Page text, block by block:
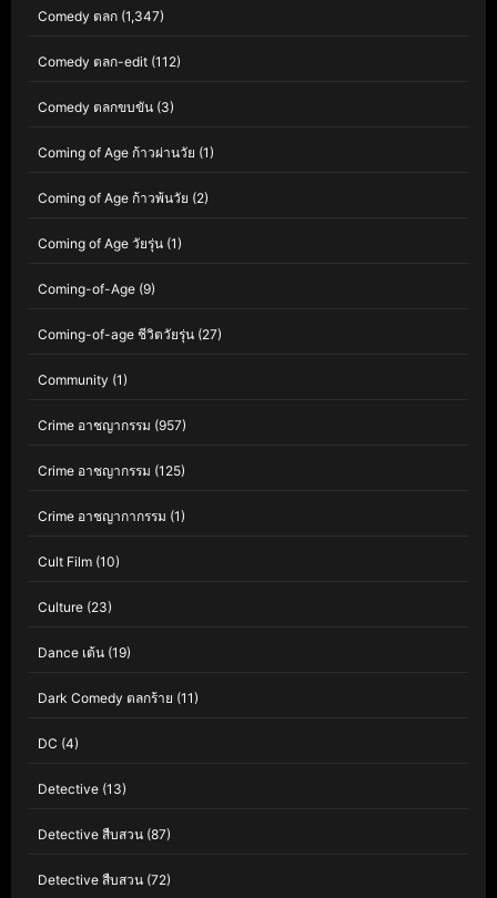
Comedy ตลก (1,347)
Comedy ตลก-edit (112)
Comedy ตลกขบขัน (3)
Coming of Age ก้าวผ่านวัย (1)
Coming of Age ก้าวพ้นวัย (2)
Coming of Age วัยรุ่น (1)
Coming-of-Age (9)
Coming-of-age ชีวิตวัยรุ่น (27)
Community (1)
Crime อาชญากรรม (957)
Crime อาชญากรรม (125)
Crime อาชญากากรรม (1)
Cult Film (10)
Culture (23)
Dance เต้น (19)
Dark Comedy ตลกร้าย (11)
DC (4)
Detective (13)
Detective สืบสวน (87)
Detective สืบสวน (72)